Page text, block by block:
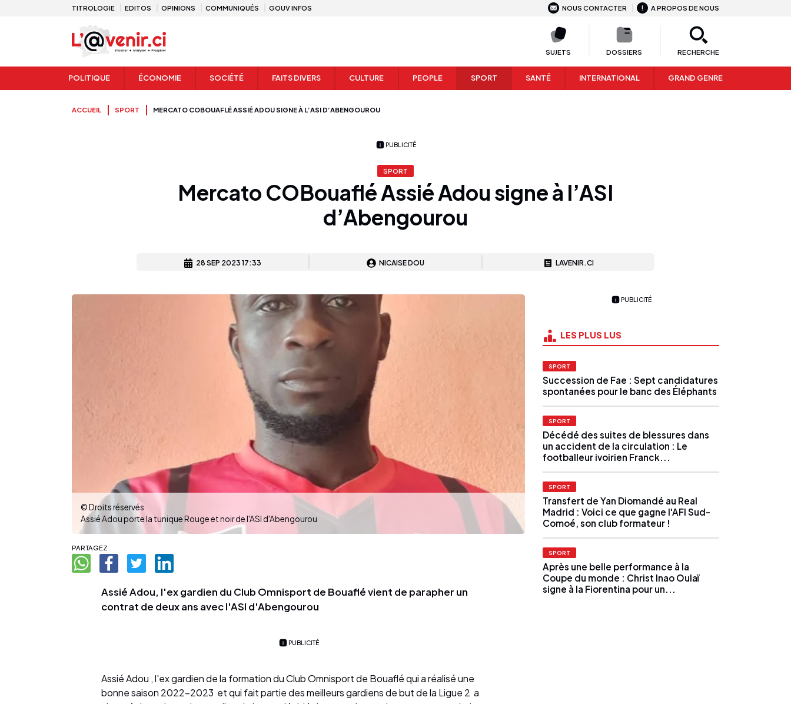
TITROLOGIE EDITOS OPINIONS COMMUNIQUÉS GOUV INFOS NOUS CONTACTER A PROPOS DE NOUS
SUJETS DOSSIERS RECHERCHE
POLITIQUE ÉCONOMIE SOCIÉTÉ FAITS DIVERS CULTURE PEOPLE SPORT SANTÉ INTERNATIONAL GRAND GENRE
ACCUEIL SPORT MERCATO COBOUAFLÉ ASSIÉ ADOU SIGNE À L’ASI D’ABENGOUROU
PUBLICITÉ
SPORT
Mercato COBouaflé Assié Adou signe à l’ASI
d’Abengourou
28 SEP 2023 17:33 NICAISE DOU LAVENIR.CI
© Droits réservés
Assié Adou porte la tunique Rouge et noir de l'ASI d'Abengourou
PARTAGEZ
Assié Adou, l'ex gardien du Club Omnisport de Bouaflé vient de parapher un
contrat de deux ans avec l'ASI d'Abengourou
PUBLICITÉ
Assié Adou , l'ex gardien de la formation du Club Omnisport de Bouaflé qui a réalisé une
bonne saison 2022-2023 et qui fait partie des meilleurs gardiens de but de la Ligue 2 a
PUBLICITÉ
LES PLUS LUS
SPORT
Succession de Fae : Sept candidatures
spontanées pour le banc des Éléphants
SPORT
Décédé des suites de blessures dans
un accident de la circulation : Le
footballeur ivoirien Franck...
SPORT
Transfert de Yan Diomandé au Real
Madrid : Voici ce que gagne l'AFI Sud-
Comoé, son club formateur !
SPORT
Après une belle performance à la
Coupe du monde : Christ Inao Oulaï
signe à la Fiorentina pour un...